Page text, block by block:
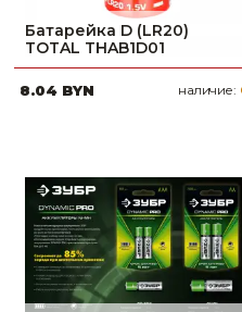
Батарейка D (LR20)
TOTAL THAB1D01
8.04 BYN наличие: